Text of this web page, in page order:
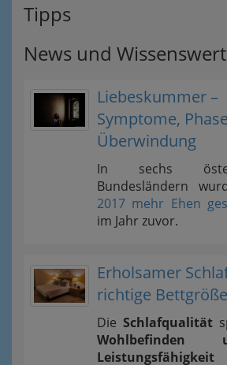
Tipps
News und
Liebeskummer –
Symptome,
Überwindung
In sechs
Bundesländern
2017 mehr Ehen
im Jahr zuvor.
Erholsamer
richtige
Die Schlafqualität
Leistungsfähigkeit